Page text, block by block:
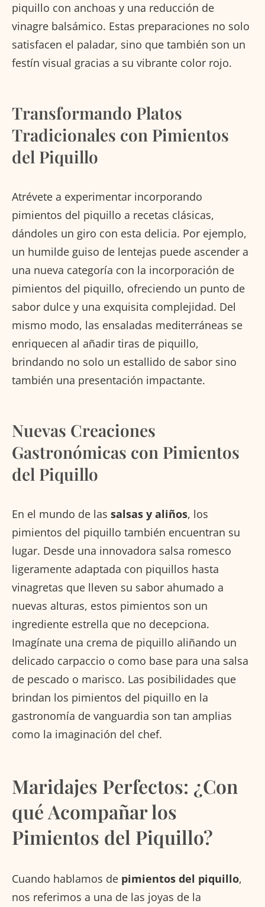
piquillo con anchoas y una reducción de
vinagre balsámico. Estas preparaciones no solo
satisfacen el paladar, sino que también son un
festín visual gracias a su vibrante color rojo.
Transformando Platos
Tradicionales con Pimientos
del Piquillo
Atrévete a experimentar incorporando
pimientos del piquillo a recetas clásicas,
dándoles un giro con esta delicia. Por ejemplo,
un humilde guiso de lentejas puede ascender a
una nueva categoría con la incorporación de
pimientos del piquillo, ofreciendo un punto de
sabor dulce y una exquisita complejidad. Del
mismo modo, las ensaladas mediterráneas se
enriquecen al añadir tiras de piquillo,
brindando no solo un estallido de sabor sino
también una presentación impactante.
Nuevas Creaciones
Gastronómicas con Pimientos
del Piquillo
En el mundo de las salsas y aliños, los
pimientos del piquillo también encuentran su
lugar. Desde una innovadora salsa romesco
ligeramente adaptada con piquillos hasta
vinagretas que lleven su sabor ahumado a
nuevas alturas, estos pimientos son un
ingrediente estrella que no decepciona.
Imagínate una crema de piquillo aliñando un
delicado carpaccio o como base para una salsa
de pescado o marisco. Las posibilidades que
brindan los pimientos del piquillo en la
gastronomía de vanguardia son tan amplias
como la imaginación del chef.
Maridajes Perfectos: ¿Con
qué Acompañar los
Pimientos del Piquillo?
Cuando hablamos de pimientos del piquillo,
nos referimos a una de las joyas de la